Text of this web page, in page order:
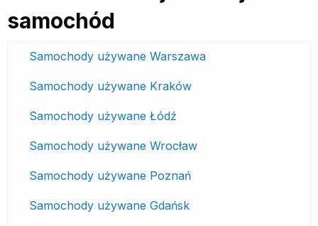
samochód
Samochody używane Warszawa
Samochody używane Kraków
Samochody używane Łódź
Samochody używane Wrocław
Samochody używane Poznań
Samochody używane Gdańsk